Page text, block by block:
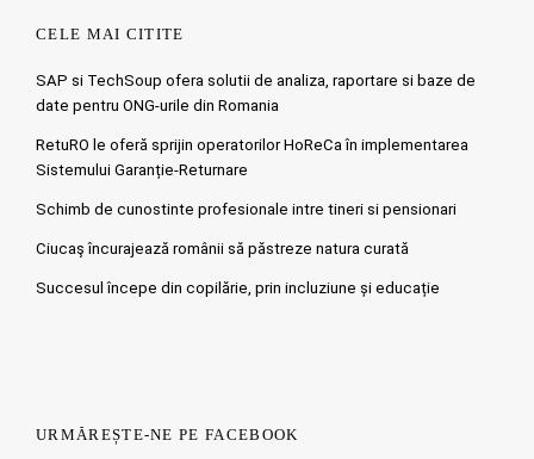
CELE MAI CITITE
SAP si TechSoup ofera solutii de analiza, raportare si baze de
date pentru ONG-urile din Romania
RetuRO le oferă sprijin operatorilor HoReCa în implementarea
Sistemului Garanție-Returnare
Schimb de cunostinte profesionale intre tineri si pensionari
Ciucaş încurajează românii să păstreze natura curată
Succesul începe din copilărie, prin incluziune și educație
URMĂREȘTE-NE PE FACEBOOK